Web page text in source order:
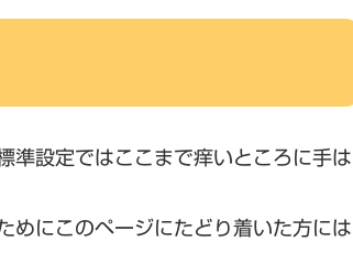
準設定ではここまで痒いところに手は
めにこのページにたどり着いた方には